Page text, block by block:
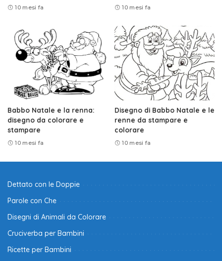
10 mesi fa 10 mesi fa
Babbo Natale e la renna:
disegno da colorare e
stampare
10 mesi fa
Disegno di Babbo Natale e le
renne da stampare e
colorare
10 mesi fa
Dettato con le Doppie
Parole con Che
Disegni di Animali da Colorare
Cruciverba per Bambini
Ricette per Bambini